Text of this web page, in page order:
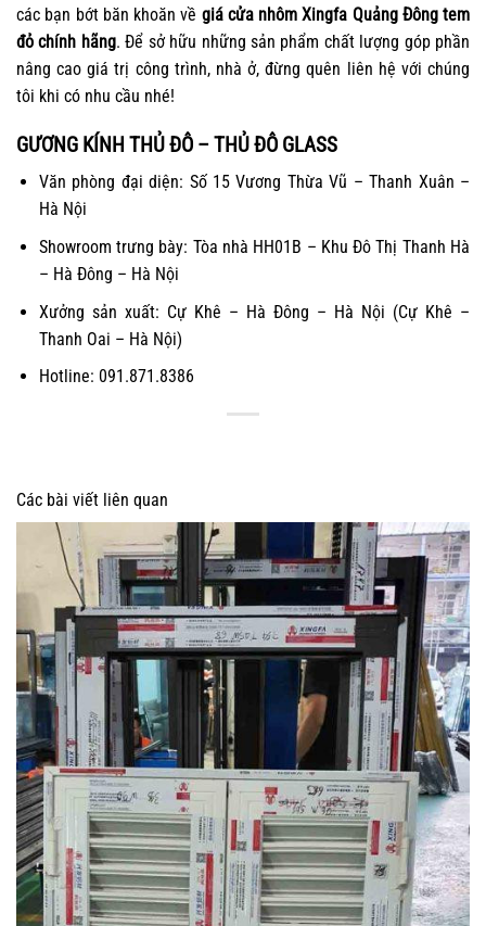
các bạn bớt băn khoăn về giá cửa nhôm Xingfa Quảng Đông tem
đỏ chính hãng. Để sở hữu những sản phẩm chất lượng góp phần
nâng cao giá trị công trình, nhà ở, đừng quên liên hệ với chúng
tôi khi có nhu cầu nhé!
GƯƠNG KÍNH THỦ ĐÔ – THỦ ĐÔ GLASS
Văn phòng đại diện: Số 15 Vương Thừa Vũ – Thanh Xuân –
Hà Nội
Showroom trưng bày: Tòa nhà HH01B – Khu Đô Thị Thanh Hà
– Hà Đông – Hà Nội
Xưởng sản xuất: Cự Khê – Hà Đông – Hà Nội (Cự Khê –
Thanh Oai – Hà Nội)
Hotline: 091.871.8386
Các bài viết liên quan